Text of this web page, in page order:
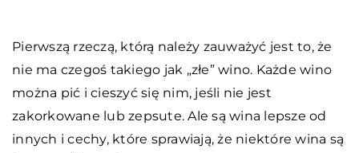
Pierwszą rzeczą, którą należy zauważyć jest to, że
nie ma czegoś takiego jak „złe” wino. Każde wino
można pić i cieszyć się nim, jeśli nie jest
zakorkowane lub zepsute. Ale są wina lepsze od
innych i cechy, które sprawiają, że niektóre wina są